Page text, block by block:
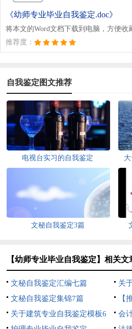
《幼师专业毕业自我鉴定.doc》
将本文的Word文档下载到电脑，方便收
推荐度：
自我鉴定图文推荐
电视台实习的自我鉴定
文秘自我鉴定3篇
【幼师专业毕业自我鉴定】相关文
文秘自我鉴定汇编七篇
关
文秘自我鉴定集锦7篇
【
关于建筑专业自我鉴定模板6
会